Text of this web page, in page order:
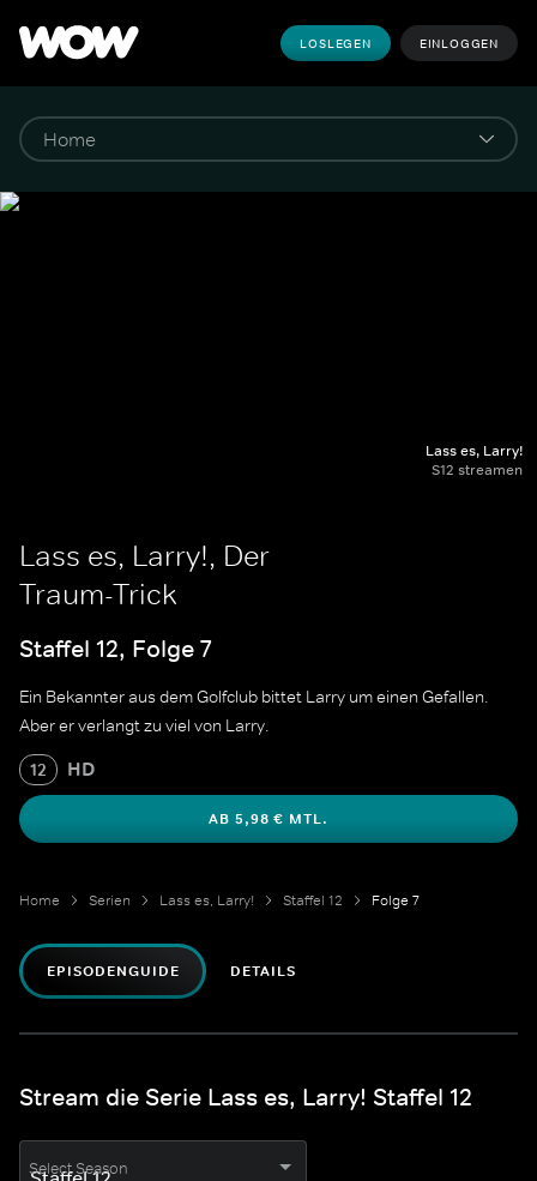
LOSLEGEN EINLOGGEN
Lass es, Larry!
S12 streamen
Lass es, Larry!, Der
Traum-Trick
Staffel 12, Folge 7
Ein Bekannter aus dem Golfclub bittet Larry um einen Gefallen.
Aber er verlangt zu viel von Larry.
12 HD
AB 5,98 € MTL.
Home Serien Lass es, Larry! Staffel 12 Folge 7
EPISODENGUIDE DETAILS
Stream die Serie Lass es, Larry! Staffel 12
Select Season